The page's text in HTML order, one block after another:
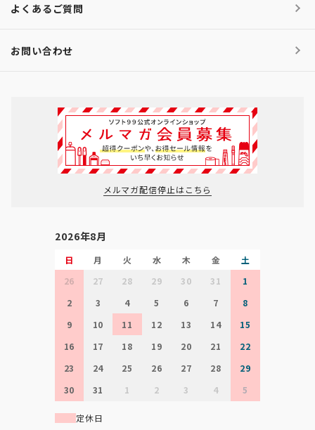
よくあるご質問
お問い合わせ
メルマガ配信停止はこちら
2026年8月
日 月 火 水 木 金
土
26
27 28 29 30 31
1
2
3 4 5 6 7
8
9
10 11 12 13 14
15
16
17 18 19 20 21
22
23
24 25 26 27 28
29
30
31 1 2 3 4 5
定休日